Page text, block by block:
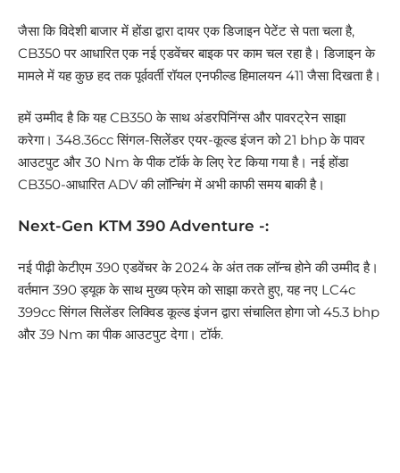
जैसा कि विदेशी बाजार में होंडा द्वारा दायर एक डिजाइन पेटेंट से पता चला है,
CB350 पर आधारित एक नई एडवेंचर बाइक पर काम चल रहा है। डिजाइन के
मामले में यह कुछ हद तक पूर्ववर्ती रॉयल एनफील्ड हिमालयन 411 जैसा दिखता है।
हमें उम्मीद है कि यह CB350 के साथ अंडरपिनिंग्स और पावरट्रेन साझा
करेगा। 348.36cc सिंगल-सिलेंडर एयर-कूल्ड इंजन को 21 bhp के पावर
आउटपुट और 30 Nm के पीक टॉर्क के लिए रेट किया गया है। नई होंडा
CB350-आधारित ADV की लॉन्चिंग में अभी काफी समय बाकी है।
Next-Gen KTM 390 Adventure -:
नई पीढ़ी केटीएम 390 एडवेंचर के 2024 के अंत तक लॉन्च होने की उम्मीद है।
वर्तमान 390 ड्यूक के साथ मुख्य फ्रेम को साझा करते हुए, यह नए LC4c
399cc सिंगल सिलेंडर लिक्विड कूल्ड इंजन द्वारा संचालित होगा जो 45.3 bhp
और 39 Nm का पीक आउटपुट देगा। टॉर्क.